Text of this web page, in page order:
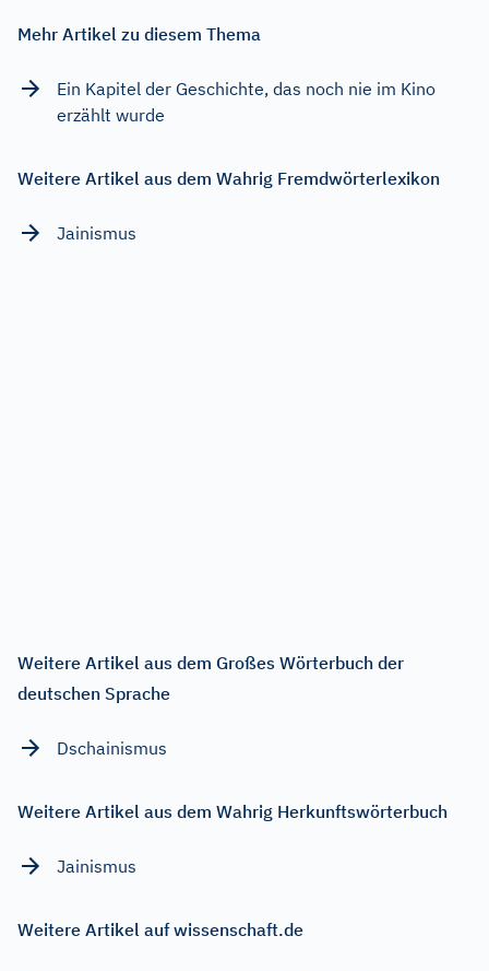
Mehr Artikel zu diesem Thema
Ein Kapitel der Geschichte, das noch nie im Kino
erzählt wurde
Weitere Artikel aus dem Wahrig Fremdwörterlexikon
Jainismus
Weitere Artikel aus dem Großes Wörterbuch der
deutschen Sprache
Dschainismus
Weitere Artikel aus dem Wahrig Herkunftswörterbuch
Jainismus
Weitere Artikel auf wissenschaft.de